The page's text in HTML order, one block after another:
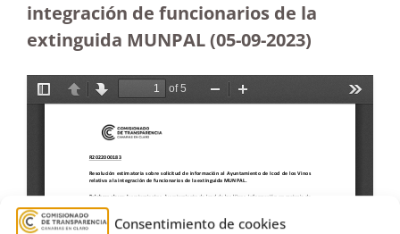
Consentimiento de cookies
integración de funcionarios de la
extinguida MUNPAL(05-09-2023)